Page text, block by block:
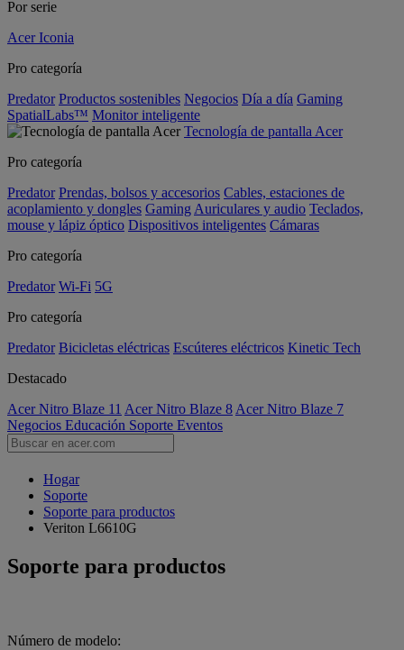
Por serie
Acer Iconia
Pro categoría
Predator Productos sostenibles Negocios Día a día Gaming
SpatialLabs™ Monitor inteligente
Tecnología de pantalla Acer
Pro categoría
Predator Prendas, bolsos y accesorios Cables, estaciones de
acoplamiento y dongles Gaming Auriculares y audio Teclados,
mouse y lápiz óptico Dispositivos inteligentes Cámaras
Pro categoría
Predator Wi-Fi 5G
Pro categoría
Predator Bicicletas eléctricas Escúteres eléctricos Kinetic Tech
Destacado
Acer Nitro Blaze 11 Acer Nitro Blaze 8 Acer Nitro Blaze 7
Negocios Educación Soporte Eventos
Hogar
Soporte
Soporte para productos
Veriton L6610G
Soporte para productos
Número de modelo: